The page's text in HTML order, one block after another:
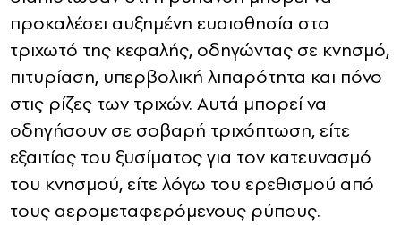
προκαλέσει αυξημένη ευαισθησία στο
τριχωτό της κεφαλής, οδηγώντας σε κνησμό,
πιτυρίαση, υπερβολική λιπαρότητα και πόνο
στις ρίζες των τριχών. Αυτά μπορεί να
οδηγήσουν σε σοβαρή τριχόπτωση, είτε
εξαιτίας του ξυσίματος για τον κατευνασμό
του κνησμού, είτε λόγω του ερεθισμού από
τους αερομεταφερόμενους ρύπους.